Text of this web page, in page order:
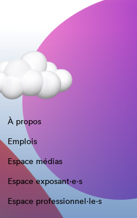
À propos
Emplois
Espace médias
Espace exposant·e⋅s
Espace professionnel·le⋅s